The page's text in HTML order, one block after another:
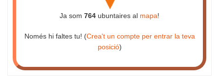
Ja som 764 ubuntaires al mapa!
Només hi faltes tu! (Crea't un compte per entrar la teva
posició)